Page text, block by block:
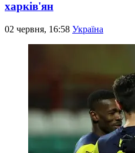
харків'ян
02 червня, 16:58 Україна